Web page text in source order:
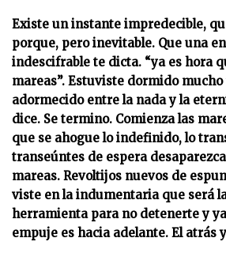
Existe un instante impredecible,
porque, pero inevitable. Que una
indescifrable te dicta. “ya es hora
mareas”. Estuviste dormido
adormecido entre la nada y la
dice. Se termino. Comienza las
que se ahogue lo indefinido, lo
transeúntes de espera
mareas. Revoltijos nuevos de
viste en la indumentaria que será
herramienta para no detenerte y
empuje es hacia adelante. El atrás